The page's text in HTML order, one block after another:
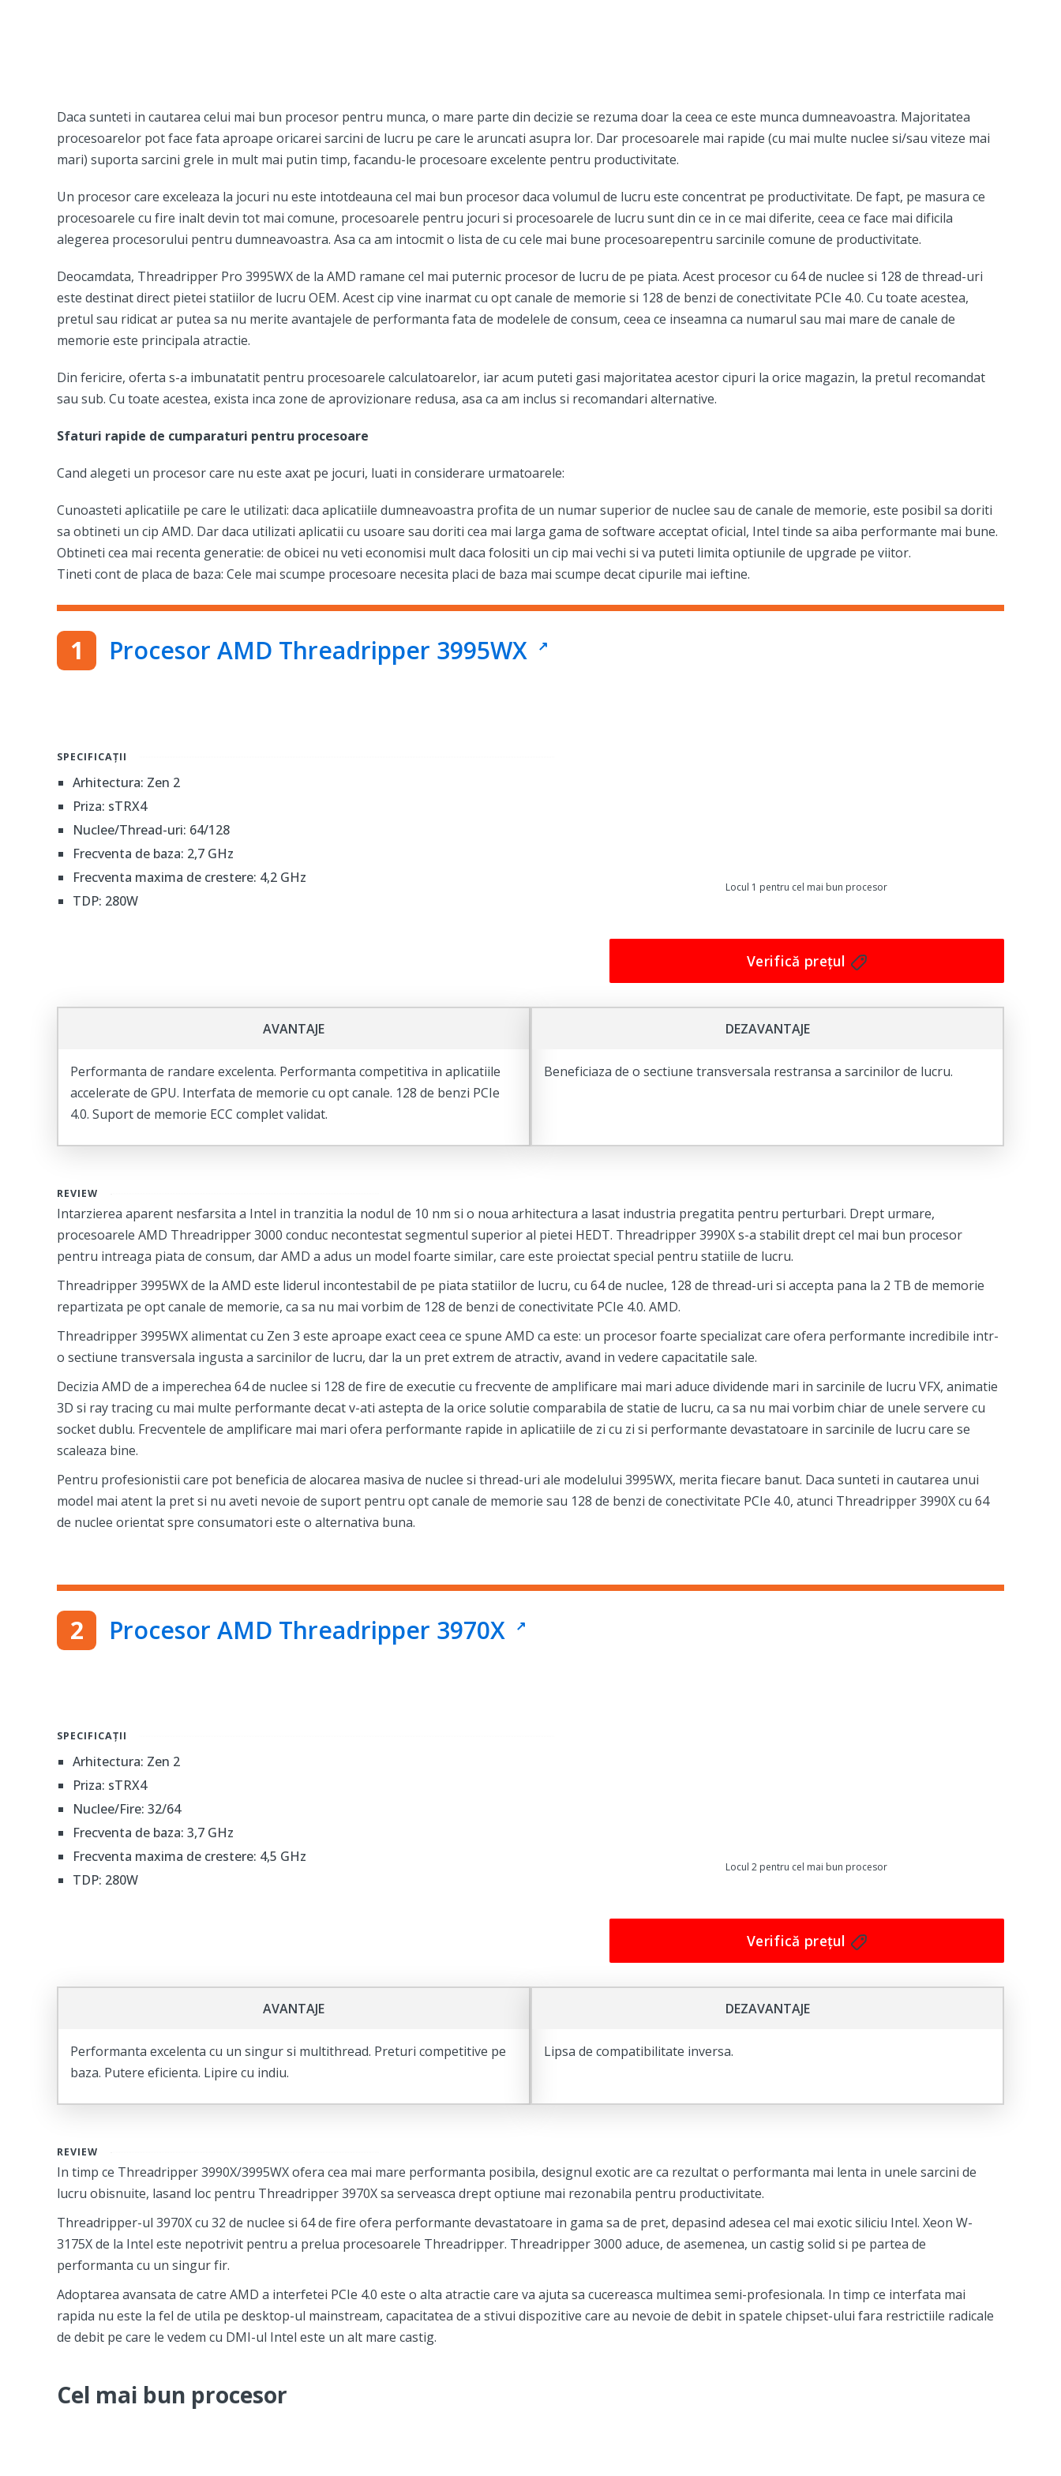
Daca sunteti in cautarea celui mai bun procesor pentru munca, o mare parte din decizie se rezuma doar la ceea ce este munca dumneavoastra. Majoritatea
procesoarelor pot face fata aproape oricarei sarcini de lucru pe care le aruncati asupra lor. Dar procesoarele mai rapide (cu mai multe nuclee si/sau viteze mai
mari) suporta sarcini grele in mult mai putin timp, facandu-le procesoare excelente pentru productivitate.
Un procesor care exceleaza la jocuri nu este intotdeauna cel mai bun procesor daca volumul de lucru este concentrat pe productivitate. De fapt, pe masura ce
procesoarele cu fire inalt devin tot mai comune, procesoarele pentru jocuri si procesoarele de lucru sunt din ce in ce mai diferite, ceea ce face mai dificila
alegerea procesorului pentru dumneavoastra. Asa ca am intocmit o lista de cu cele mai bune procesoarepentru sarcinile comune de productivitate.
Deocamdata, Threadripper Pro 3995WX de la AMD ramane cel mai puternic procesor de lucru de pe piata. Acest procesor cu 64 de nuclee si 128 de thread-uri
este destinat direct pietei statiilor de lucru OEM. Acest cip vine inarmat cu opt canale de memorie si 128 de benzi de conectivitate PCIe 4.0. Cu toate acestea,
pretul sau ridicat ar putea sa nu merite avantajele de performanta fata de modelele de consum, ceea ce inseamna ca numarul sau mai mare de canale de
memorie este principala atractie.
Din fericire, oferta s-a imbunatatit pentru procesoarele calculatoarelor, iar acum puteti gasi majoritatea acestor cipuri la orice magazin, la pretul recomandat
sau sub. Cu toate acestea, exista inca zone de aprovizionare redusa, asa ca am inclus si recomandari alternative.
Sfaturi rapide de cumparaturi pentru procesoare
Cand alegeti un procesor care nu este axat pe jocuri, luati in considerare urmatoarele:
Cunoasteti aplicatiile pe care le utilizati: daca aplicatiile dumneavoastra profita de un numar superior de nuclee sau de canale de memorie, este posibil sa doriti
sa obtineti un cip AMD. Dar daca utilizati aplicatii cu usoare sau doriti cea mai larga gama de software acceptat oficial, Intel tinde sa aiba performante mai bune.
Obtineti cea mai recenta generatie: de obicei nu veti economisi mult daca folositi un cip mai vechi si va puteti limita optiunile de upgrade pe viitor.
Tineti cont de placa de baza: Cele mai scumpe procesoare necesita placi de baza mai scumpe decat cipurile mai ieftine.
Procesor AMD Threadripper 3995WX
SPECIFICAȚII
Arhitectura: Zen 2
Priza: sTRX4
Nuclee/Thread-uri: 64/128
Frecventa de baza: 2,7 GHz
Frecventa maxima de crestere: 4,2 GHz
TDP: 280W
Locul 1 pentru cel mai bun procesor
Verifică prețul
AVANTAJE
Performanta de randare excelenta. Performanta competitiva in aplicatiile
accelerate de GPU. Interfata de memorie cu opt canale. 128 de benzi PCIe
4.0. Suport de memorie ECC complet validat.
DEZAVANTAJE
Beneficiaza de o sectiune transversala restransa a sarcinilor de lucru.
REVIEW
Intarzierea aparent nesfarsita a Intel in tranzitia la nodul de 10 nm si o noua arhitectura a lasat industria pregatita pentru perturbari. Drept urmare,
procesoarele AMD Threadripper 3000 conduc necontestat segmentul superior al pietei HEDT. Threadripper 3990X s-a stabilit drept cel mai bun procesor
pentru intreaga piata de consum, dar AMD a adus un model foarte similar, care este proiectat special pentru statiile de lucru.
Threadripper 3995WX de la AMD este liderul incontestabil de pe piata statiilor de lucru, cu 64 de nuclee, 128 de thread-uri si accepta pana la 2 TB de memorie
repartizata pe opt canale de memorie, ca sa nu mai vorbim de 128 de benzi de conectivitate PCIe 4.0. AMD.
Threadripper 3995WX alimentat cu Zen 3 este aproape exact ceea ce spune AMD ca este: un procesor foarte specializat care ofera performante incredibile intr-
o sectiune transversala ingusta a sarcinilor de lucru, dar la un pret extrem de atractiv, avand in vedere capacitatile sale.
Decizia AMD de a imperechea 64 de nuclee si 128 de fire de executie cu frecvente de amplificare mai mari aduce dividende mari in sarcinile de lucru VFX, animatie
3D si ray tracing cu mai multe performante decat v-ati astepta de la orice solutie comparabila de statie de lucru, ca sa nu mai vorbim chiar de unele servere cu
socket dublu. Frecventele de amplificare mai mari ofera performante rapide in aplicatiile de zi cu zi si performante devastatoare in sarcinile de lucru care se
scaleaza bine.
Pentru profesionistii care pot beneficia de alocarea masiva de nuclee si thread-uri ale modelului 3995WX, merita fiecare banut. Daca sunteti in cautarea unui
model mai atent la pret si nu aveti nevoie de suport pentru opt canale de memorie sau 128 de benzi de conectivitate PCIe 4.0, atunci Threadripper 3990X cu 64
de nuclee orientat spre consumatori este o alternativa buna.
Procesor AMD Threadripper 3970X
SPECIFICAȚII
Arhitectura: Zen 2
Priza: sTRX4
Nuclee/Fire: 32/64
Frecventa de baza: 3,7 GHz
Frecventa maxima de crestere: 4,5 GHz
TDP: 280W
Locul 2 pentru cel mai bun procesor
Verifică prețul
AVANTAJE
Performanta excelenta cu un singur si multithread. Preturi competitive pe
baza. Putere eficienta. Lipire cu indiu.
DEZAVANTAJE
Lipsa de compatibilitate inversa.
REVIEW
In timp ce Threadripper 3990X/3995WX ofera cea mai mare performanta posibila, designul exotic are ca rezultat o performanta mai lenta in unele sarcini de
lucru obisnuite, lasand loc pentru Threadripper 3970X sa serveasca drept optiune mai rezonabila pentru productivitate.
Threadripper-ul 3970X cu 32 de nuclee si 64 de fire ofera performante devastatoare in gama sa de pret, depasind adesea cel mai exotic siliciu Intel. Xeon W-
3175X de la Intel este nepotrivit pentru a prelua procesoarele Threadripper. Threadripper 3000 aduce, de asemenea, un castig solid si pe partea de
performanta cu un singur fir.
Adoptarea avansata de catre AMD a interfetei PCIe 4.0 este o alta atractie care va ajuta sa cucereasca multimea semi-profesionala. In timp ce interfata mai
rapida nu este la fel de utila pe desktop-ul mainstream, capacitatea de a stivui dispozitive care au nevoie de debit in spatele chipset-ului fara restrictiile radicale
de debit pe care le vedem cu DMI-ul Intel este un alt mare castig.
Cel mai bun procesor